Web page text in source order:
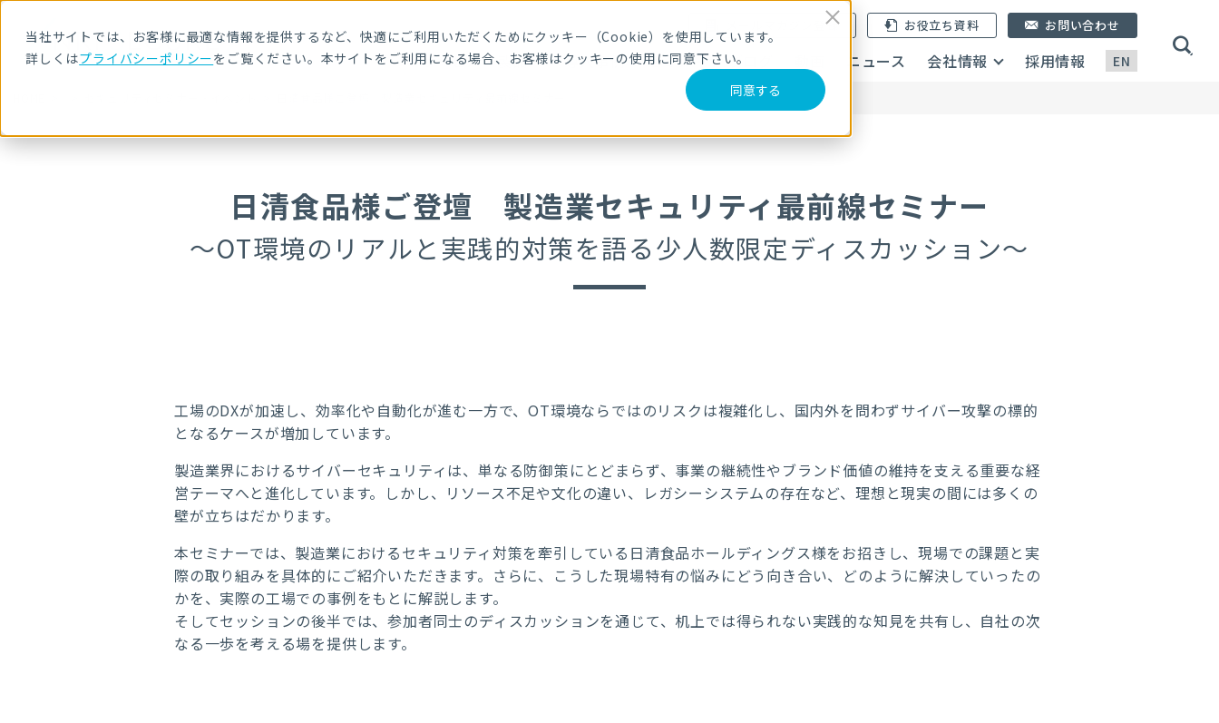
当社サイトでは、お客様に最適な情報を提供するなど、快適にご利用いただくためにクッキー（Cookie）を使用しています。
詳しくはプライバシーポリシーをご覧ください。本サイトをご利用になる場合、お客様はクッキーの使用に同意下さい。
同意する
EN
メールマガジン登録 お役立ち資料
サービス・製品 導入事例 セミナー ブログ ニュース 会社情報 採用情報
お問い合わせ
日清食品様ご登壇 製造業セキュリティ最前線セミナー
～OT環境のリアルと実践的対策を語る少人数限定ディスカッション～
工場のDXが加速し、効率化や自動化が進む一方で、OT環境ならではのリスクは複雑化し、国内外を問わずサイバー攻撃の標的
となるケースが増加しています。
製造業界におけるサイバーセキュリティは、単なる防御策にとどまらず、事業の継続性やブランド価値の維持を支える重要な経
営テーマへと進化しています。しかし、リソース不足や文化の違い、レガシーシステムの存在など、理想と現実の間には多くの
壁が立ちはだかります。
本セミナーでは、製造業におけるセキュリティ対策を牽引している日清食品ホールディングス様をお招きし、現場での課題と実
際の取り組みを具体的にご紹介いただきます。さらに、こうした現場特有の悩みにどう向き合い、どのように解決していったの
かを、実際の工場での事例をもとに解説します。
そしてセッションの後半では、参加者同士のディスカッションを通じて、机上では得られない実践的な知見を共有し、自社の次
なる一歩を考える場を提供します。